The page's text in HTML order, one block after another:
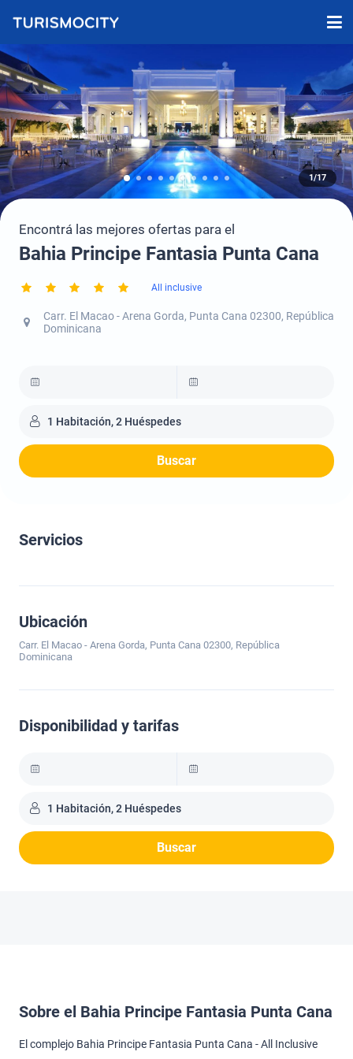
1/17
Encontrá las mejores ofertas para el
Bahia Principe Fantasia Punta Cana
All inclusive
Carr. El Macao - Arena Gorda, Punta Cana 02300, República
Dominicana
1 Habitación, 2 Huéspedes
Buscar
Servicios
Ubicación
Carr. El Macao - Arena Gorda, Punta Cana 02300, República
Dominicana
Disponibilidad y tarifas
1 Habitación, 2 Huéspedes
Buscar
Sobre el Bahia Principe Fantasia Punta Cana
El complejo Bahia Principe Fantasia Punta Cana - All Inclusive